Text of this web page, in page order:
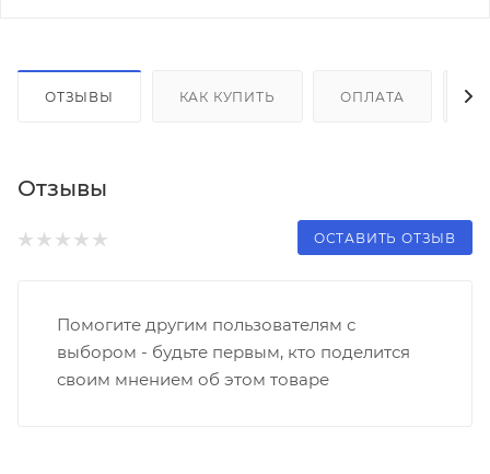
ОТЗЫВЫ КАК КУПИТЬ ОПЛАТА
Отзывы
ОСТАВИТЬ ОТЗЫВ
Помогите другим пользователям с
выбором - будьте первым, кто поделится
своим мнением об этом товаре